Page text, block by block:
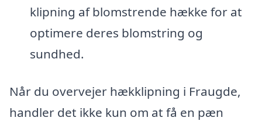
klipning af blomstrende hække for at
optimere deres blomstring og
sundhed.
Når du overvejer hækklipning i Fraugde,
handler det ikke kun om at få en pæn